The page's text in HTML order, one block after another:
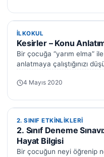
İLKOKUL
İLKOKUL
Kesirler – Konu
Bir çocuğa “yarım elma”
anlatmaya çalıştığınızı
4 Mayıs 2020
2. SINIF ETKINLIKLERI
2. SINIF ETKINLIKLERI
2. Sınıf Deneme
Hayat Bilgisi
Bir çocuğun neyi öğrenip